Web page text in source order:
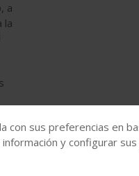
a
la
con sus preferencias en
y configurar